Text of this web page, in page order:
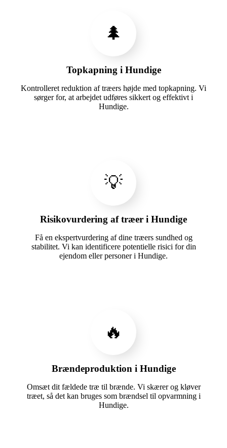
🌲
Topkapning i Hundige
Kontrolleret reduktion af træers højde med topkapning. Vi
sørger for, at arbejdet udføres sikkert og effektivt i
Hundige.
💡
Risikovurdering af træer i Hundige
Få en ekspertvurdering af dine træers sundhed og
stabilitet. Vi kan identificere potentielle risici for din
ejendom eller personer i Hundige.
🔥
Brændeproduktion i Hundige
Omsæt dit fældede træ til brænde. Vi skærer og kløver
træet, så det kan bruges som brændsel til opvarmning i
Hundige.